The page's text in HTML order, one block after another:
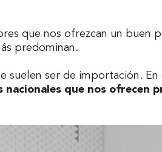
que nos ofrezcan un
predominan.
suelen ser de importación.
nacionales que nos ofrecen